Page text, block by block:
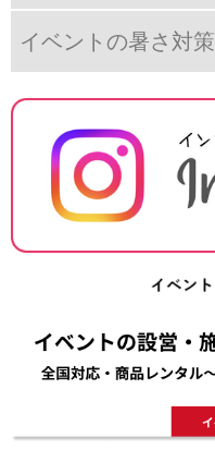
イベントの暑さ対策